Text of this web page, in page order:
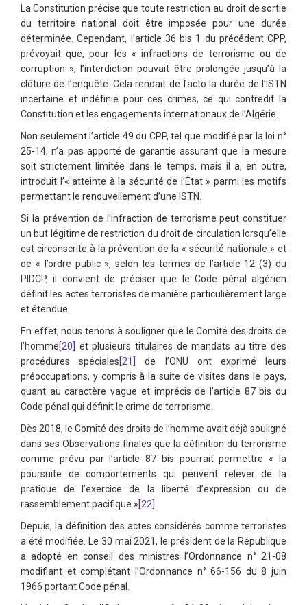
La Constitution précise que toute restriction au droit de sortie
du territoire national doit être imposée pour une durée
déterminée. Cependant, l’article 36 bis 1 du précédent CPP,
prévoyait que, pour les « infractions de terrorisme ou de
corruption », l’interdiction pouvait être prolongée jusqu’à la
clôture de l’enquête. Cela rendait de facto la durée de l’ISTN
incertaine et indéfinie pour ces crimes, ce qui contredit la
Constitution et les engagements internationaux de l’Algérie.
Non seulement l’article 49 du CPP, tel que modifié par la loi n°
25-14, n’a pas apporté de garantie assurant que la mesure
soit strictement limitée dans le temps, mais il a, en outre,
introduit l’« atteinte à la sécurité de l’État » parmi les motifs
permettant le renouvellement d’une ISTN.
Si la prévention de l’infraction de terrorisme peut constituer
un but légitime de restriction du droit de circulation lorsqu’elle
est circonscrite à la prévention de la « sécurité nationale » et
de « l’ordre public », selon les termes de l’article 12 (3) du
PIDCP, il convient de préciser que le Code pénal algérien
définit les actes terroristes de manière particulièrement large
et étendue.
En effet, nous tenons à souligner que le Comité des droits de
l’homme[20]
et plusieurs titulaires de mandats au titre des
procédures spéciales[21]
de l’ONU ont exprimé leurs
préoccupations, y compris à la suite de visites dans le pays,
quant au caractère vague et imprécis de l’article 87 bis du
Code pénal qui définit le crime de terrorisme.
Dès 2018, le Comité des droits de l’homme avait déjà souligné
dans ses Observations finales que la définition du terrorisme
comme prévu par l’article 87 bis pourrait permettre « la
poursuite de comportements qui peuvent relever de la
pratique de l’exercice de la liberté d’expression ou de
rassemblement pacifique »[22]
Depuis, la définition des actes considérés comme terroristes
a été modifiée. Le 30 mai 2021, le président de la République
a adopté en conseil des ministres l’Ordonnance n° 21-08
modifiant et complétant l’Ordonnance n° 66-156 du 8 juin
1966 portant Code pénal.